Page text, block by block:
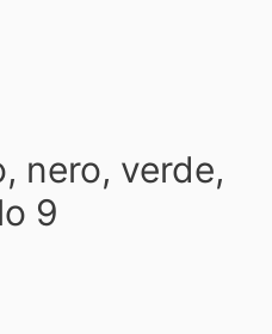
nero, verde,
9